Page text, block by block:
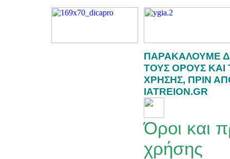
ΠΑΡΑΚΑΛΟΥΜΕ
ΤΟΥΣ ΟΡΟΥΣ ΚΑΙ
ΧΡΗΣΗΣ, ΠΡΙΝ
IATREION.GR
Όροι και
χρήσης